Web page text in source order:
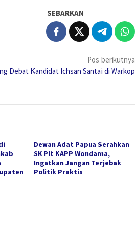
SEBARKAN
Pos berikutnya
Debat Kandidat Ichsan Santai di Warkop
Dewan Adat Papua Serahkan
SK Plt KAPP Wondama,
Ingatkan Jangan Terjebak
Politik Praktis